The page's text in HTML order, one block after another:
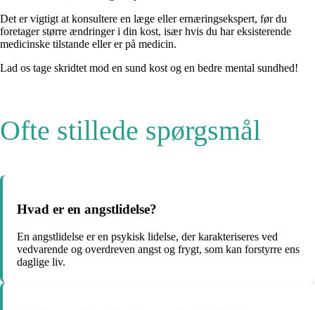
Det er vigtigt at konsultere en læge eller ernæringsekspert, før du
foretager større ændringer i din kost, især hvis du har eksisterende
medicinske tilstande eller er på medicin.
Lad os tage skridtet mod en sund kost og en bedre mental sundhed!
Ofte stillede spørgsmål
Hvad er en angstlidelse?
En angstlidelse er en psykisk lidelse, der karakteriseres ved
vedvarende og overdreven angst og frygt, som kan forstyrre ens
daglige liv.